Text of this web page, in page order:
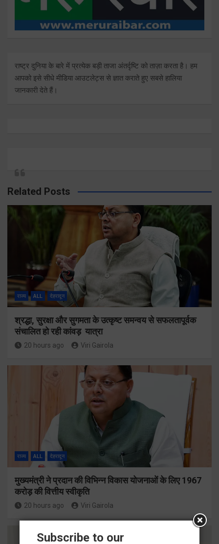
राष्ट्र दुनिया के बारे में प्रत्येक बड़ी ताजा अंतर्दृष्टि को ताज़ा करता है। हम
आपको इसे सीधे मीडिया आउटलेट्स से ज्ञात कराते हुए सबसे हालिया
जानकारी देते हैं।
Related Posts
राज्य ALL देहरादून
श्रद्धा, सुरक्षा और सुगमता के उत्कृष्ट समन्वय से सफलतापूर्वक
संचालित हो रही कांवड़ यात्रा
20 hours ago Viri Gairola
राज्य ALL देहरादून
मुख्यमंत्री ने प्रदान की विभिन्न विकास योजनाओं के लिए 1967
करोड़ की वित्तीय स्वीकृति
20 hours ago Viri Gairola
Subscribe to our